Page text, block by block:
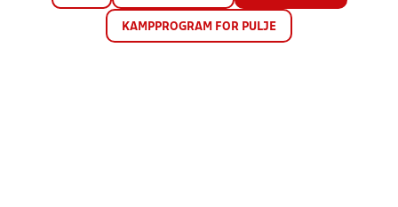
KAMPPROGRAM FOR PULJE